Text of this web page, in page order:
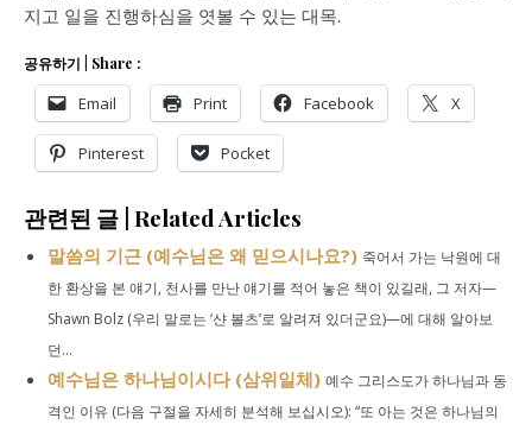
지고 일을 진행하심을 엿볼 수 있는 대목.
공유하기 | Share :
Email Print Facebook X
Pinterest Pocket
관련된 글 | Related Articles
말씀의 기근 (예수님은 왜 믿으시나요?) 죽어서 가는 낙원에 대
한 환상을 본 얘기, 천사를 만난 얘기를 적어 놓은 책이 있길래, 그 저자—
Shawn Bolz (우리 말로는 ‘샨 볼츠’로 알려져 있더군요)—에 대해 알아보
던...
예수님은 하나님이시다 (삼위일체) 예수 그리스도가 하나님과 동
격인 이유 (다음 구절을 자세히 분석해 보십시오): “또 아는 것은 하나님의